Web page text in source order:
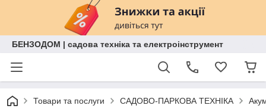
БЕНЗОДОМ | садова техніка та електроінструмент
Товари та послуги САДОВО-ПАРКОВА ТЕХНІКА